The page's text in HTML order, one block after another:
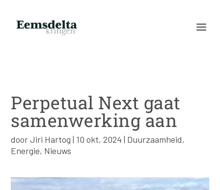
Perpetual Next gaat
samenwerking aan
doorJiri Hartog | 10 okt, 2024| Duurzaamheid,
Energie, Nieuws